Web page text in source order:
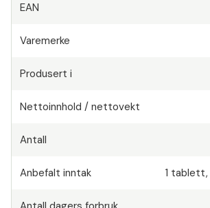
EAN
Varemerke
Produsert i
Nettoinnhold / nettovekt
Antall
Anbefalt inntak 1 tablett,